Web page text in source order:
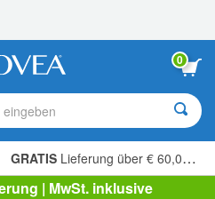
0
GRATIS Lieferung über € 60,00 »
| MwSt. inklusive